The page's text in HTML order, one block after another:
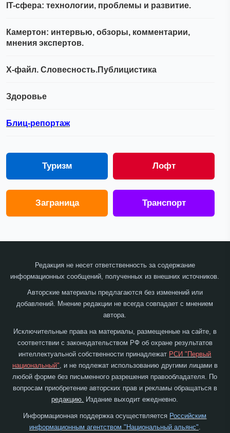
IT-сфера: технологии, проблемы и развитие.
Камертон: интервью, обзоры, комментарии,
мнения экспертов.
Х-файл. Словесность.Публицистика
Здоровье
Блиц-репортаж
Туризм Лофт
Заграница Транспорт
Редакция не несет ответственность за содержание
информационных сообщений, полученных из внешних источников.
Авторские материалы предлагаются без изменений или
добавлений. Мнение редакции не всегда совпадает с мнением
автора.
Исключительные права на материалы, размещенные на сайте, в
соответствии с законодательством РФ об охране результатов
интеллектуальной собственности принадлежат РСИ "Первый
национальный", и не подлежат использованию другими лицами в
любой форме без письменного разрешения правообладателя. По
вопросам приобретение авторских прав и рекламы обращаться в
редакцию. Издание выходит ежедневно.
Информационная поддержка осуществляется Российским
информационным агентством "Национальный альянс"